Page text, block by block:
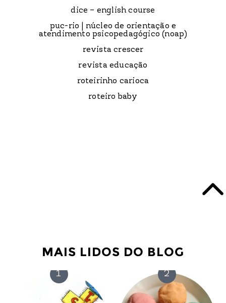
dice – english course
puc-rio | núcleo de orientação e
atendimento psicopedagógico (noap)
revista crescer
revista educação
roteirinho carioca
roteiro baby
MAIS LIDOS DO BLOG